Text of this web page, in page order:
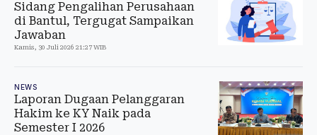
Sidang Pengalihan Perusahaan
di Bantul, Tergugat Sampaikan
Jawaban
Kamis, 30 Juli 2026 21:27 WIB
NEWS
Laporan Dugaan Pelanggaran
Hakim ke KY Naik pada
Semester I 2026